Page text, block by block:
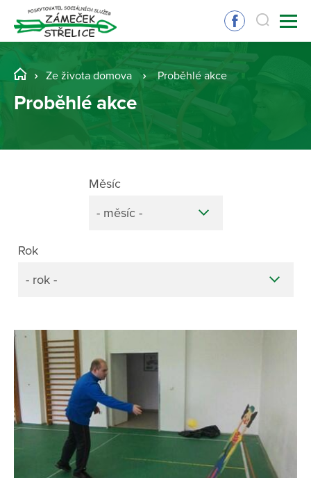
Ze života domova Proběhlé akce
Proběhlé akce
Rok
- rok -
Měsíc
- měsíc -